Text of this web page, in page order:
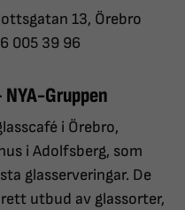
13, Örebro
005 39 96
Gruppen
i Örebro,
i Adolfsberg, som
glasserveringar. De
utbud av glassorter,